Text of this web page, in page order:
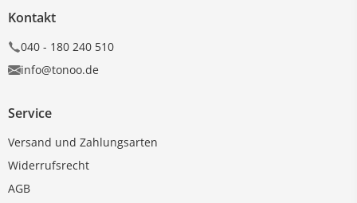
Kontakt
040 - 180 240 510
info@tonoo.de
Service
Versand und Zahlungsarten
Widerrufsrecht
AGB